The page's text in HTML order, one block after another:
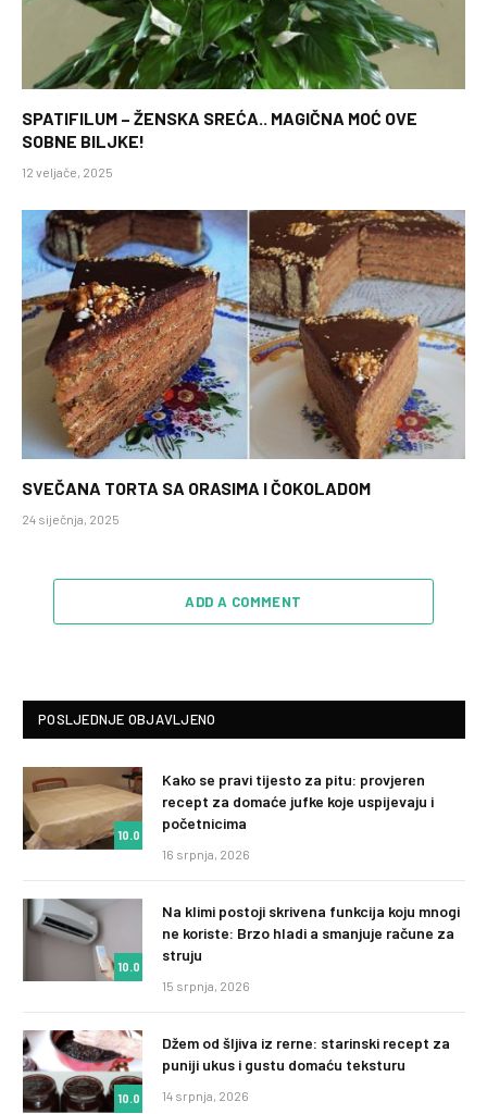
SPATIFILUM – ŽENSKA SREĆA.. MAGIČNA MOĆ OVE
SOBNE BILJKE!
12 veljače, 2025
SVEČANA TORTA SA ORASIMA I ČOKOLADOM
24 siječnja, 2025
ADD A COMMENT
POSLJEDNJE OBJAVLJENO
10.0
Kako se pravi tijesto za pitu: provjeren
recept za domaće jufke koje uspijevaju i
početnicima
16 srpnja, 2026
10.0
Na klimi postoji skrivena funkcija koju mnogi
ne koriste: Brzo hladi a smanjuje račune za
struju
15 srpnja, 2026
10.0
Džem od šljiva iz rerne: starinski recept za
puniji ukus i gustu domaću teksturu
14 srpnja, 2026